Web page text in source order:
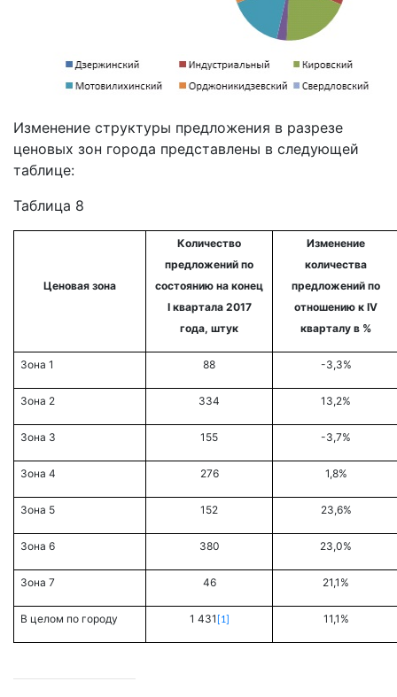
Изменение структуры предложения в разрезе
ценовых зон города представлены в следующей
таблице:
Таблица 8
Ценовая зона
Количество
предложений по
состоянию на конец
I квартала 2017
года, штук
Изменение
количества
предложений по
отношению к IV
кварталу в %
Зона 1 88 -3,3%
Зона 2 334 13,2%
Зона 3 155 -3,7%
Зона 4 276 1,8%
Зона 5 152 23,6%
Зона 6 380 23,0%
Зона 7 46 21,1%
В целом по городу 1 431 [1] 11,1%